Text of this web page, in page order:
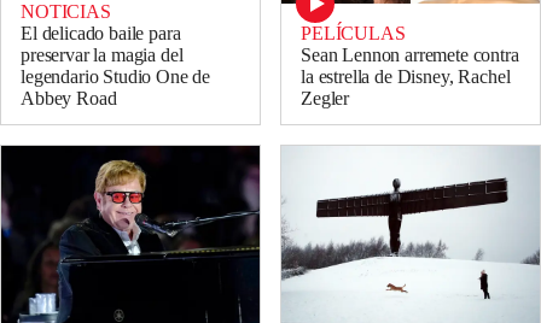
NOTICIAS
El delicado baile para
preservar la magia del
legendario Studio One de
Abbey Road
PELÍCULAS
Sean Lennon arremete contra
la estrella de Disney, Rachel
Zegler